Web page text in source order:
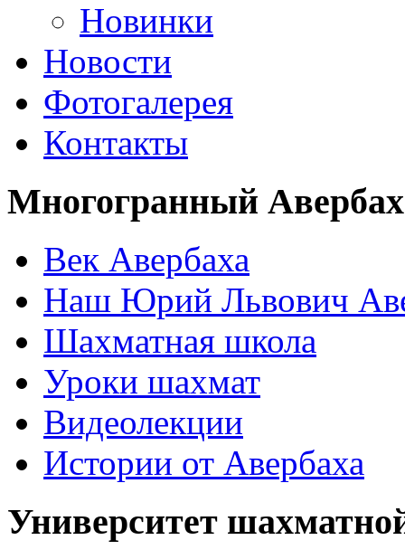
Новинки
Новости
Фотогалерея
Контакты
Многогранный Авербах
Век Авербаха
Наш Юрий Львович
Шахматная школа
Уроки шахмат
Видеолекции
Истории от Авербаха
Университет